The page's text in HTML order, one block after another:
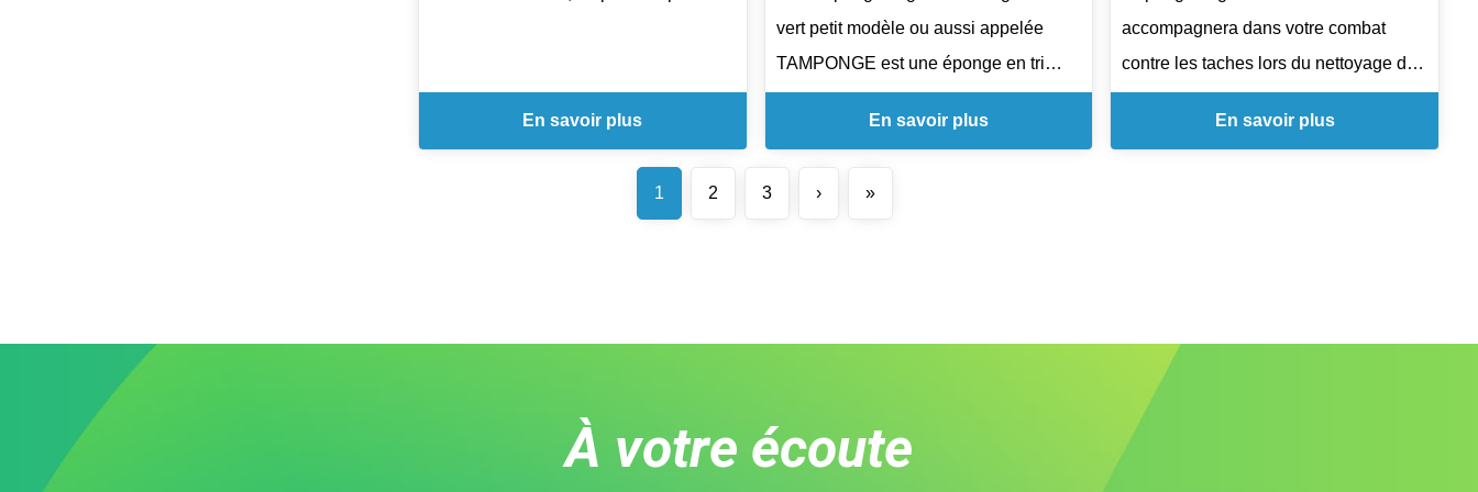
- Facilité d'entretien : Simple à nettoyer
restaurants, traiteurs et cuisines
professionnelles.
- Facilité d'entretien : Simple à nettoyer
Poids : 242 gr.
sèche.
Attention à l'agressivité de récurage
sur certaines surfaces fragiles.
Lot de 10 boules inox emballées à
l'unité dans un papier.
En savoir plus
vert petit modèle ou aussi appelée
TAMPONGE est une éponge en tri
couches qui est prévue pour un usage
Ses 3 couches sont réparties comme
confère une souplesse et un effet
frotter pour un résultat optimum.
En savoir plus
accompagnera dans votre combat
contre les taches lors du nettoyage de
surfaces.
La surface de l'éponge végétale n°4
Eponge végétale croûtée pour une
meilleure résistance à la torsion
Souple, convient pour le lavage ou le
rinçage
En savoir plus
1 2 3 › »
À votre écoute